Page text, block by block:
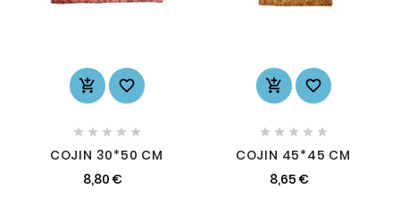
 
    
COJIN 30*50 CM
8,80 €
 
    
COJIN 45*45 CM
8,65 €